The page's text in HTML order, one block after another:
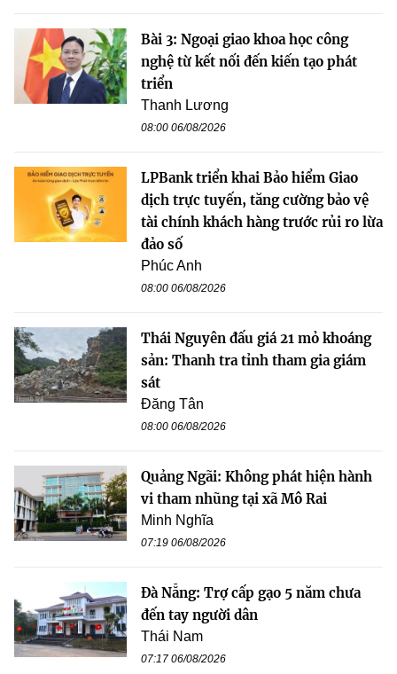
Bài 3: Ngoại giao khoa học công
nghệ từ kết nối đến kiến tạo phát
triển
Thanh Lương
08:00 06/08/2026
LPBank triển khai Bảo hiểm Giao
dịch trực tuyến, tăng cường bảo vệ
tài chính khách hàng trước rủi ro lừa
đảo số
Phúc Anh
08:00 06/08/2026
Thái Nguyên đấu giá 21 mỏ khoáng
sản: Thanh tra tỉnh tham gia giám
sát
Đăng Tân
08:00 06/08/2026
Quảng Ngãi: Không phát hiện hành
vi tham nhũng tại xã Mô Rai
Minh Nghĩa
07:19 06/08/2026
Đà Nẵng: Trợ cấp gạo 5 năm chưa
đến tay người dân
Thái Nam
07:17 06/08/2026